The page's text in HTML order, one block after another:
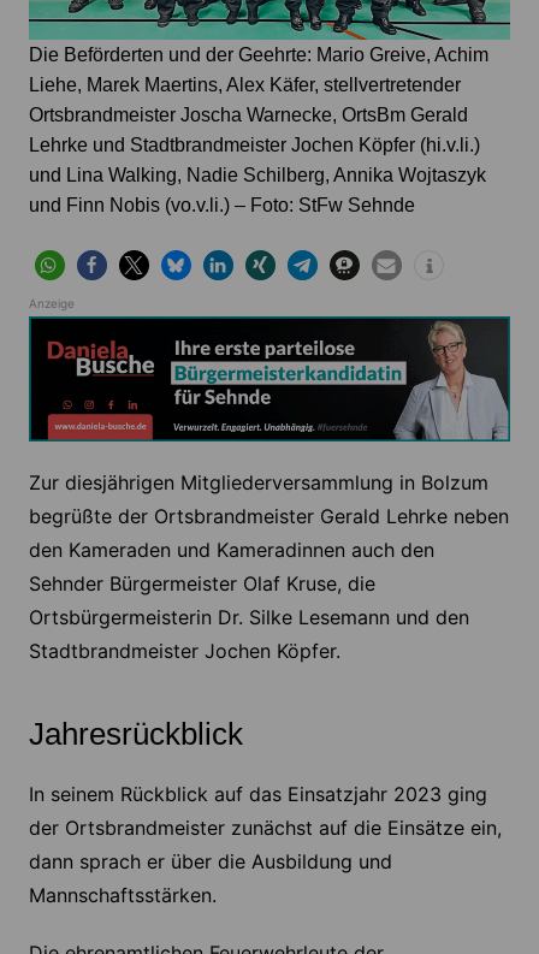
Die Beförderten und der Geehrte: Mario Greive, Achim
Liehe, Marek Maertins, Alex Käfer, stellvertretender
Ortsbrandmeister Joscha Warnecke, OrtsBm Gerald
Lehrke und Stadtbrandmeister Jochen Köpfer (hi.v.li.)
und Lina Walking, Nadie Schilberg, Annika Wojtaszyk
und Finn Nobis (vo.v.li.) – Foto: StFw Sehnde
Anzeige
Zur diesjährigen Mitgliederversammlung in Bolzum
begrüßte der Ortsbrandmeister Gerald Lehrke neben
den Kameraden und Kameradinnen auch den
Sehnder Bürgermeister Olaf Kruse, die
Ortsbürgermeisterin Dr. Silke Lesemann und den
Stadtbrandmeister Jochen Köpfer.
Jahresrückblick
In seinem Rückblick auf das Einsatzjahr 2023 ging
der Ortsbrandmeister zunächst auf die Einsätze ein,
dann sprach er über die Ausbildung und
Mannschaftsstärken.